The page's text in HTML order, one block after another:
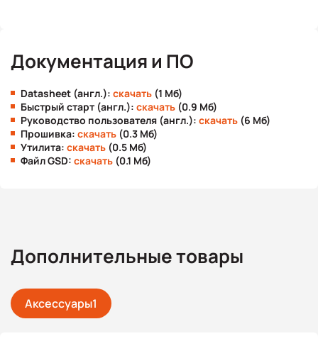
Документация и ПО
Datasheet (англ.): скачать (1 Мб)
Быстрый старт (англ.): скачать (0.9 Мб)
Руководство пользователя (англ.): скачать (6 Мб)
Прошивка: скачать (0.3 Мб)
Утилита: скачать (0.5 Мб)
Файл GSD: скачать (0.1 Мб)
Дополнительные товары
Аксессуары1